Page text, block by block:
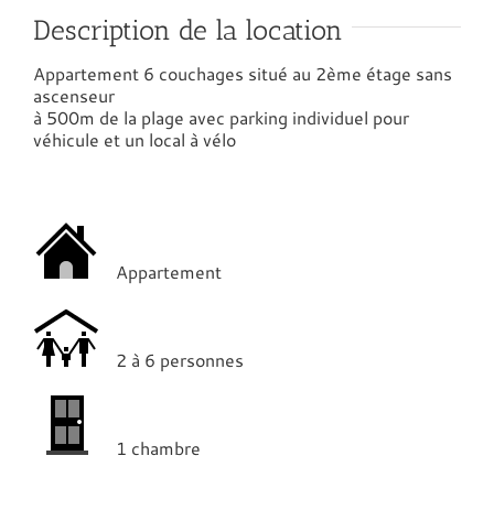
Description de la location
Appartement 6 couchages situé au 2ème étage sans
ascenseur
à 500m de la plage avec parking individuel pour
véhicule et un local à vélo
Appartement
2 à 6 personnes
1 chambre